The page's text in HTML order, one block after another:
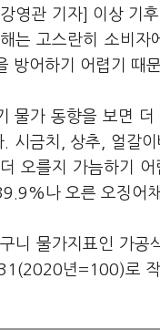
영관 기자] 이상 기
는 고스란히 소비자
방어하기 어렵기 때
물가 동향을 보면
. 시금치, 상추, 얼갈
오를지 가늠하기
나 오른 오징어
니 물가지표인 가공
년=100)로 작